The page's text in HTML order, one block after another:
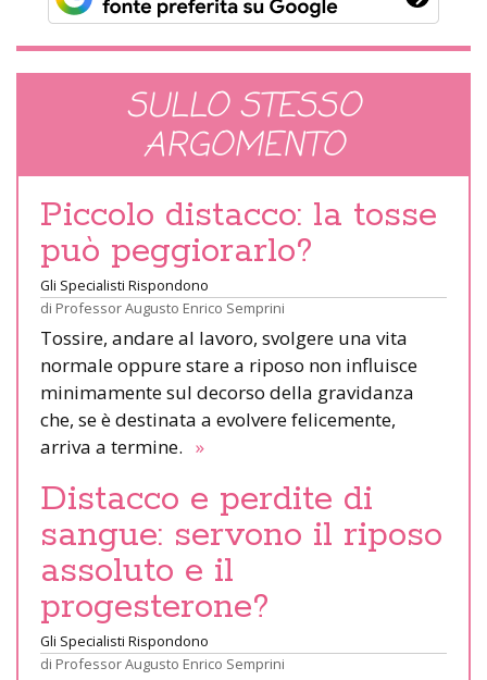
SULLO STESSO
ARGOMENTO
Piccolo distacco: la tosse
può peggiorarlo?
Gli Specialisti Rispondono
di Professor Augusto Enrico Semprini
Tossire, andare al lavoro, svolgere una vita
normale oppure stare a riposo non influisce
minimamente sul decorso della gravidanza
che, se è destinata a evolvere felicemente,
arriva a termine. »
Distacco e perdite di
sangue: servono il riposo
assoluto e il
progesterone?
Gli Specialisti Rispondono
di Professor Augusto Enrico Semprini